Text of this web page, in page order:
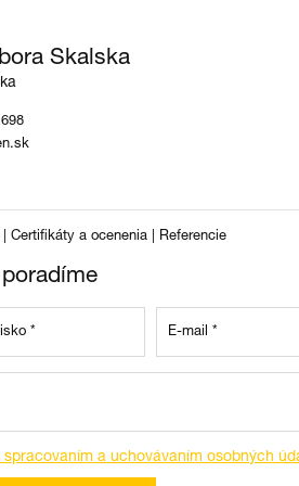
Skalska
Certifikáty a ocenenia Referencie
spracovaním a uchovávaním osobných